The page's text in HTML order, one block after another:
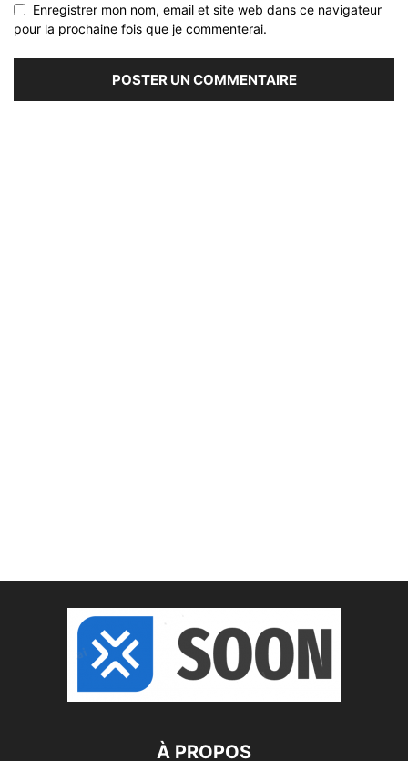
Enregistrer mon nom, email et site web dans ce navigateur
pour la prochaine fois que je commenterai.
À PROPOS